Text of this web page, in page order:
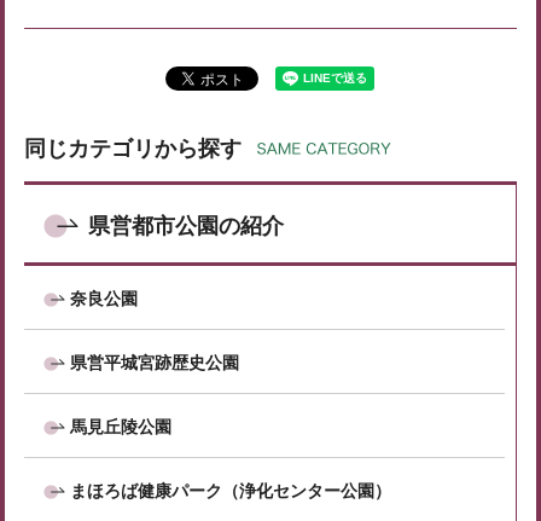
同じカテゴリから探す
県営都市公園の紹介
奈良公園
県営平城宮跡歴史公園
馬見丘陵公園
まほろば健康パーク（浄化センター公園）